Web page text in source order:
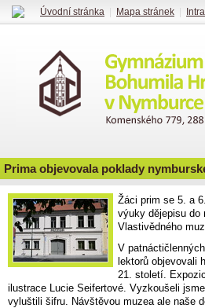
Prima objevovala poklady
Žáci prim se 5. a
výuky dějepisu do
Vlastivědného
V
lektorů objevovali
21. století.
ilustrace Lucie Seifertové. Vyzkoušeli
vyluštili šifru. Návštěvou muzea ale naše
Úvodní stránka Mapa stránek